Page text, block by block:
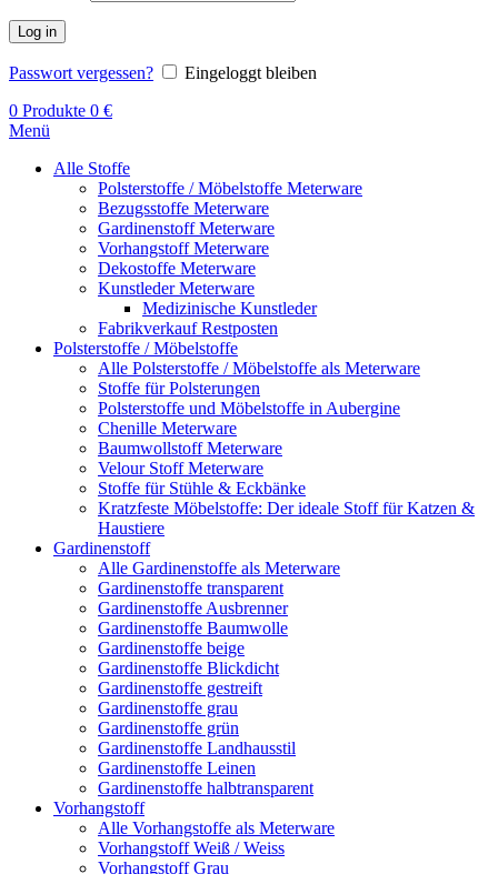
Log in
Passwort vergessen?
Eingeloggt bleiben
0 Produkte 0 €
Menü
Alle Stoffe
Polsterstoffe / Möbelstoffe Meterware
Bezugsstoffe Meterware
Gardinenstoff Meterware
Vorhangstoff Meterware
Dekostoffe Meterware
Kunstleder Meterware
Medizinische Kunstleder
Fabrikverkauf Restposten
Polsterstoffe / Möbelstoffe
Alle Polsterstoffe / Möbelstoffe als Meterware
Stoffe für Polsterungen
Polsterstoffe und Möbelstoffe in Aubergine
Chenille Meterware
Baumwollstoff Meterware
Velour Stoff Meterware
Stoffe für Stühle & Eckbänke
Kratzfeste Möbelstoffe: Der ideale Stoff für Katzen &
Haustiere
Gardinenstoff
Alle Gardinenstoffe als Meterware
Gardinenstoffe transparent
Gardinenstoffe Ausbrenner
Gardinenstoffe Baumwolle
Gardinenstoffe beige
Gardinenstoffe Blickdicht
Gardinenstoffe gestreift
Gardinenstoffe grau
Gardinenstoffe grün
Gardinenstoffe Landhausstil
Gardinenstoffe Leinen
Gardinenstoffe halbtransparent
Vorhangstoff
Alle Vorhangstoffe als Meterware
Vorhangstoff Weiß / Weiss
Vorhangstoff Grau